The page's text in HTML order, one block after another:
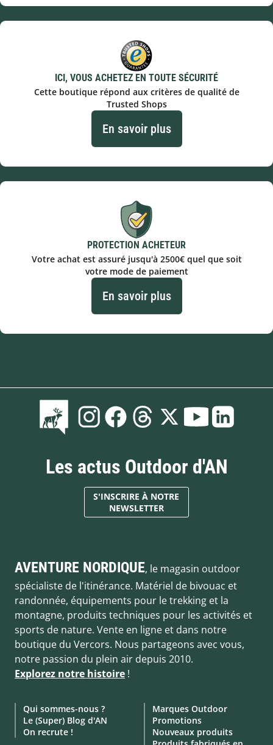
ICI, VOUS ACHETEZ EN TOUTE SÉCURITÉ
Cette boutique répond aux critères de qualité de
Trusted Shops
En savoir plus
PROTECTION ACHETEUR
Votre achat est assuré jusqu'à 2500€ quel que soit
votre mode de paiement
En savoir plus
Les actus Outdoor d'AN
S'INSCRIRE À NOTRE
NEWSLETTER
AVENTURE NORDIQUE, le magasin outdoor
spécialiste de l'itinérance. Matériel de bivouac et
randonnée, équipements pour le trekking et la
montagne, produits techniques pour les activités et
sports de nature. Vente en ligne et dans notre
boutique du Vercors. Nous partageons avec vous,
notre passion du plein air depuis 2010.
Explorez notre histoire !
Qui sommes-nous ?
Le (Super) Blog d'AN
On recrute !
Marques Outdoor
Promotions
Nouveaux produits